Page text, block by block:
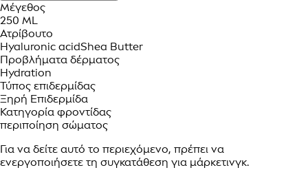
Μέγεθος
250 ML
Ατρίβουτο
Hyaluronic acidShea Butter
Προβλήματα δέρματος
Hydration
Τύπος επιδερμίδας
Ξηρή Επιδερμίδα
Κατηγορία φροντίδας
περιποίηση σώματος
Για να δείτε αυτό το περιεχόμενο, πρέπει να
ενεργοποιήσετε τη συγκατάθεση για μάρκετινγκ.